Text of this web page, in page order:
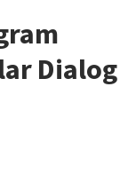
Dialog